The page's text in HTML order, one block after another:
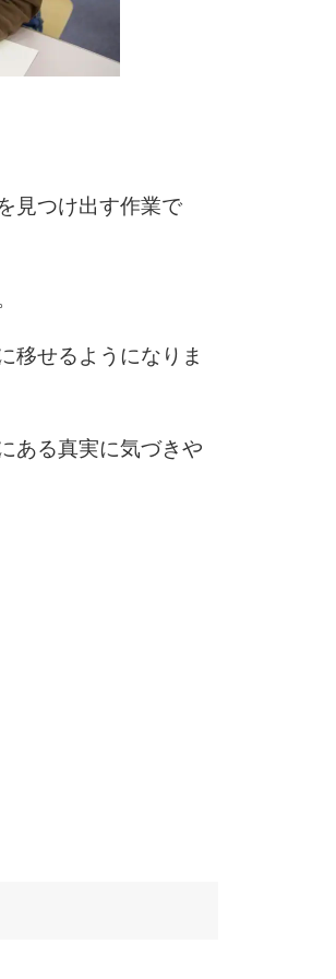
見つけ出す作業で
移せるようになりま
ある真実に気づきや